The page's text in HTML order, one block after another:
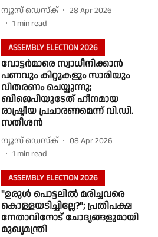
ന്യൂസ് ഡെസ്ക്
28 Apr 2026
1 min read
ASSEMBLY ELECTION 2026
വോട്ടർമാരെ സ്വാധീനിക്കാൻ
പണവും കിറ്റുകളും സാരിയും
വിതരണം ചെയ്യുന്നു;
ബിജെപിയുടേത് ഹീനമായ
രാഷ്ട്രീയ പ്രചാരണമെന്ന് വി.ഡി.
സതീശൻ
ന്യൂസ് ഡെസ്ക്
08 Apr 2026
1 min read
ASSEMBLY ELECTION 2026
"ഉരുൾ പൊട്ടലിൽ മരിച്ചവരെ
കൊള്ളയടിച്ചില്ലേ?"; പ്രതിപക്ഷ
നേതാവിനോട് ചോദ്യങ്ങളുമായി
മുഖ്യമന്ത്രി